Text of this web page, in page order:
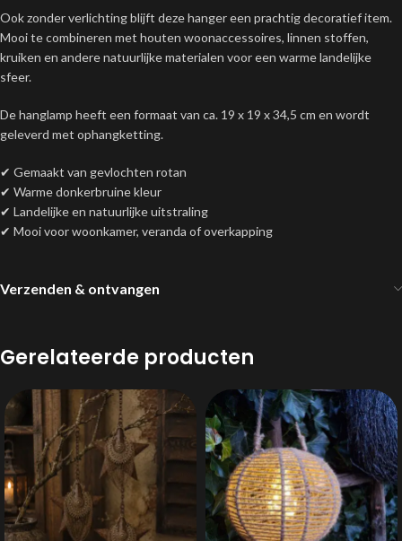
Ook zonder verlichting blijft deze hanger een prachtig decoratief item.
Mooi te combineren met houten woonaccessoires, linnen stoffen,
kruiken en andere natuurlijke materialen voor een warme landelijke
sfeer.
De hanglamp heeft een formaat van ca. 19 x 19 x 34,5 cm en wordt
geleverd met ophangketting.
✔ Gemaakt van gevlochten rotan
✔ Warme donkerbruine kleur
✔ Landelijke en natuurlijke uitstraling
✔ Mooi voor woonkamer, veranda of overkapping
Verzenden & ontvangen
Gerelateerde producten